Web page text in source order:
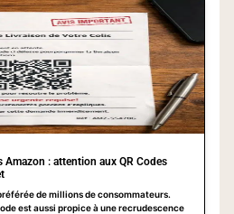
: attention aux QR Codes
de millions de consommateurs.
est aussi propice à une recrudescence